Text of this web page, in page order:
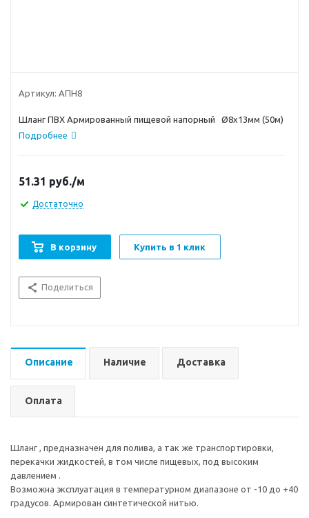
Артикул: АПН8
Шланг ПВХ Армированный пищевой напорный Ø8х13мм (50м)
Подробнее
51.31 руб./м
Достаточно
В корзину Купить в 1 клик
Поделиться
Описание Наличие Доставка
Оплата
Шланг , предназначен для полива, а так же транспортировки,
перекачки жидкостей, в том числе пищевых, под высоким
давлением .
Возможна эксплуатация в температурном диапазоне от -10 до +40
градусов. Армирован синтетической нитью.